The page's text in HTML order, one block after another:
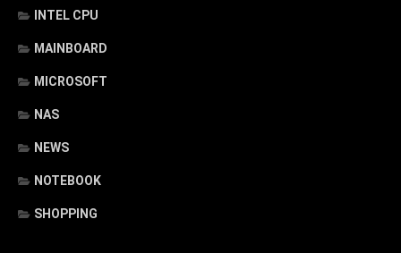
INTEL CPU
MAINBOARD
MICROSOFT
NAS
NEWS
NOTEBOOK
SHOPPING